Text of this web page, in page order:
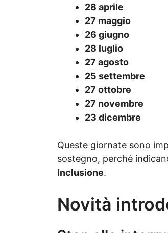
28 aprile
27 maggio
26 giugno
28 luglio
27 agosto
25 settembre
27 ottobre
27 novembre
23 dicembre
Queste giornate sono
sostegno, perché
Inclusione.
Novità